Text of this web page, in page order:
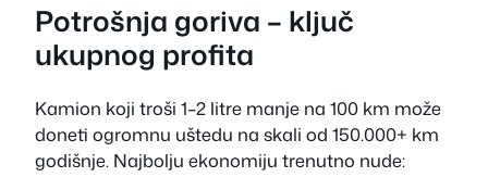
Potrošnja goriva – ključ
ukupnog profita
Kamion koji troši 1–2 litre manje na 100 km može
doneti ogromnu uštedu na skali od 150.000+ km
godišnje. Najbolju ekonomiju trenutno nude: